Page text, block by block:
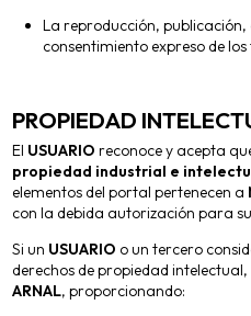
La reproducción,
consentimiento expreso de
PROPIEDAD
El USUARIO reconoce y acepta
propiedad industrial e
elementos del portal pertenecen a
con la debida autorización para
Si un USUARIO o un tercero
derechos de propiedad
ARNAL, proporcionando: